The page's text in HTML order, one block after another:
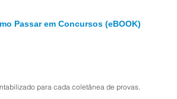
Passar em Concursos (eBOOK)
para cada coletânea de provas.